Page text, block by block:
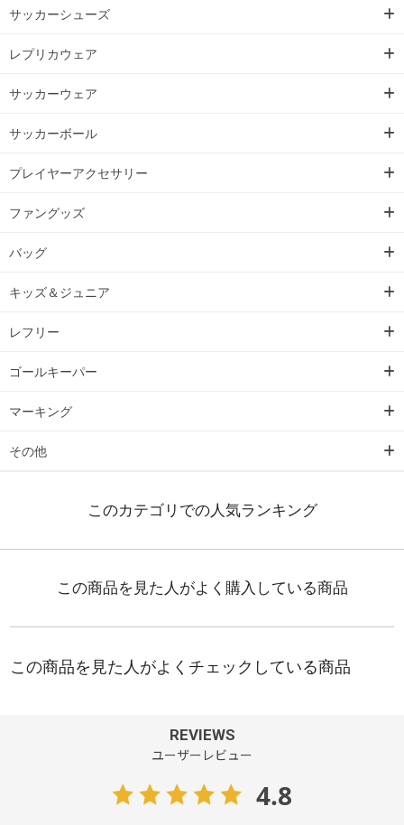
サッカーシューズ
レプリカウェア
サッカーウェア
サッカーボール
プレイヤーアクセサリー
ファングッズ
バッグ
キッズ＆ジュニア
レフリー
ゴールキーパー
マーキング
その他
REVIEWS
ユーザーレビュー
4.8